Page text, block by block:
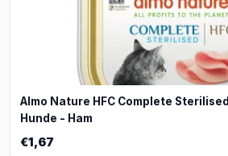
Almo Nature HFC Complete
Hunde - Ham
€1,67